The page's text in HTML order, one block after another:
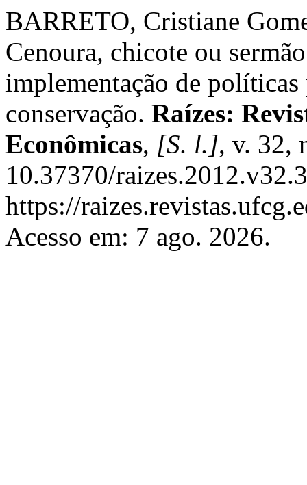
BARRETO, Cristiane
Cenoura, chicote ou
implementação de
conservação. Raízes:
Econômicas, [S. l.], v. 32,
10.37370/
https://
Acesso em: 7 ago. 2026.